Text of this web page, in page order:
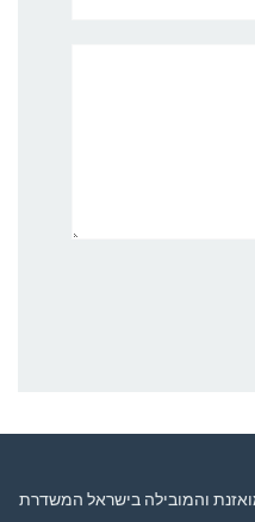
והמובילה בישראל המשדרת